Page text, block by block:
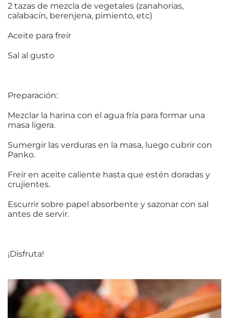
2 tazas de mezcla de vegetales (zanahorias,
calabacín, berenjena, pimiento, etc)
Aceite para freír
Sal al gusto
Preparación:
Mezclar la harina con el agua fría para formar una
masa ligera.
Sumergir las verduras en la masa, luego cubrir con
Panko.
Freír en aceite caliente hasta que estén doradas y
crujientes.
Escurrir sobre papel absorbente y sazonar con sal
antes de servir.
¡Disfruta!